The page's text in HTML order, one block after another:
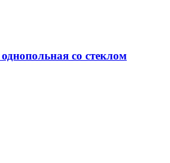
со стеклом